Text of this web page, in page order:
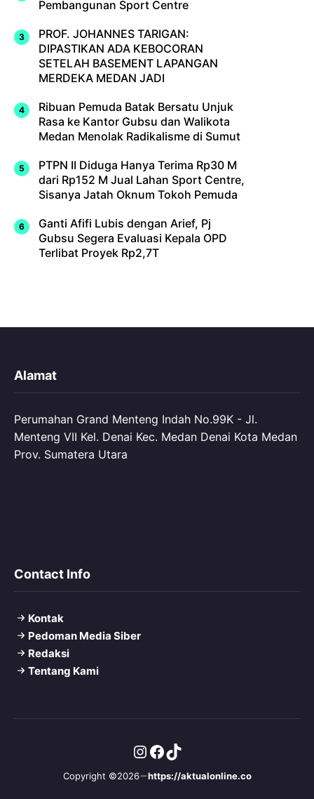
Pembangunan Sport Centre
PROF. JOHANNES TARIGAN:
DIPASTIKAN ADA KEBOCORAN
SETELAH BASEMENT LAPANGAN
MERDEKA MEDAN JADI
Ribuan Pemuda Batak Bersatu Unjuk
Rasa ke Kantor Gubsu dan Walikota
Medan Menolak Radikalisme di Sumut
PTPN II Diduga Hanya Terima Rp30 M
dari Rp152 M Jual Lahan Sport Centre,
Sisanya Jatah Oknum Tokoh Pemuda
Ganti Afifi Lubis dengan Arief, Pj
Gubsu Segera Evaluasi Kepala OPD
Terlibat Proyek Rp2,7T
Alamat
Perumahan Grand Menteng Indah No.99K - Jl.
Menteng VII Kel. Denai Kec. Medan Denai Kota Medan
Prov. Sumatera Utara
Contact Info
Kontak
Pedoman Media Siber
Redaksi
Tentang Kami
Copyright ©2026 https://aktualonline.co
Instagram
Facebook
TikTok